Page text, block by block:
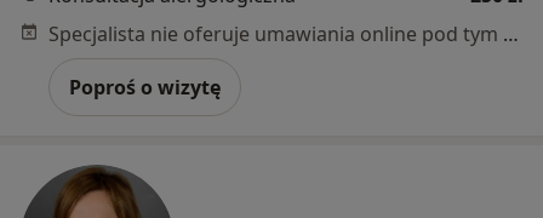
Specjalista nie oferuje umawiania online pod tym adresem.
Poproś o wizytę